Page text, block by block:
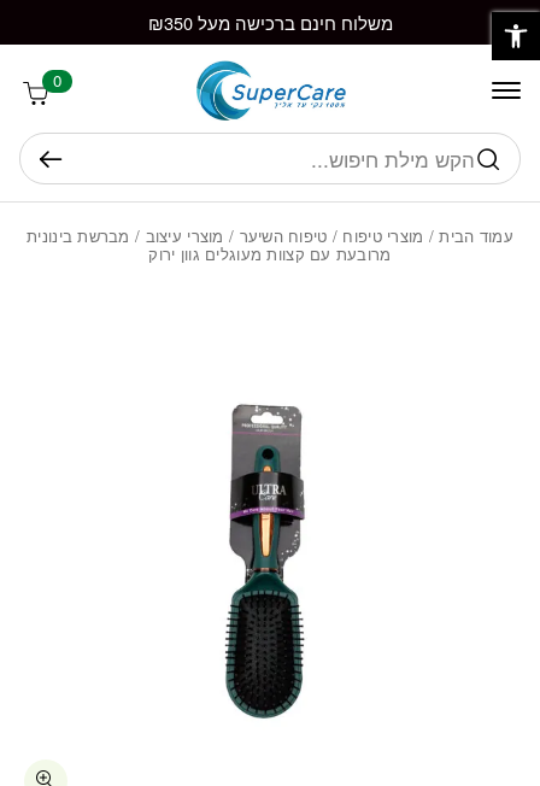
Skip to Content משלוח חינם ברכישה מעל ₪350
0
חיפוש
עמוד הבית/ מוצרי טיפוח / טיפוח השיער / מוצרי עיצוב / מברשת בינונית
מרובעת עם קצוות מעוגלים גוון ירוק
בחזרה למעלה
פתח סרגל נגישות